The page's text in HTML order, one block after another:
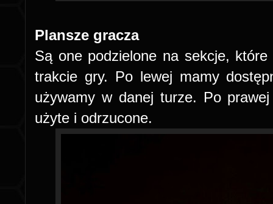
Plansze gracza
Są one podzielone na sekcje,
trakcie gry. Po lewej mamy
używamy w danej turze. Po
użyte i odrzucone.